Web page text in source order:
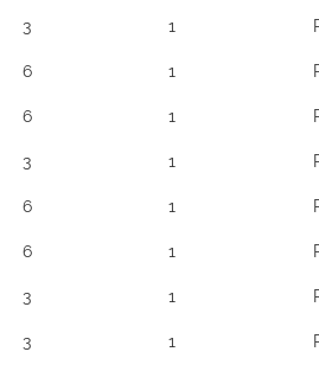
3 1
6 1
6 1
3 1
6 1
6 1
3 1
3 1